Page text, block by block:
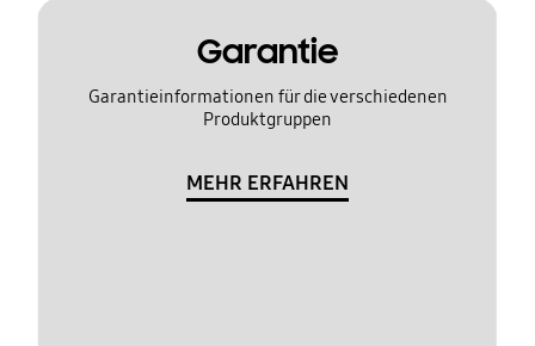
Garantie
Garantieinformationen für die verschiedenen
Produktgruppen
MEHR ERFAHREN